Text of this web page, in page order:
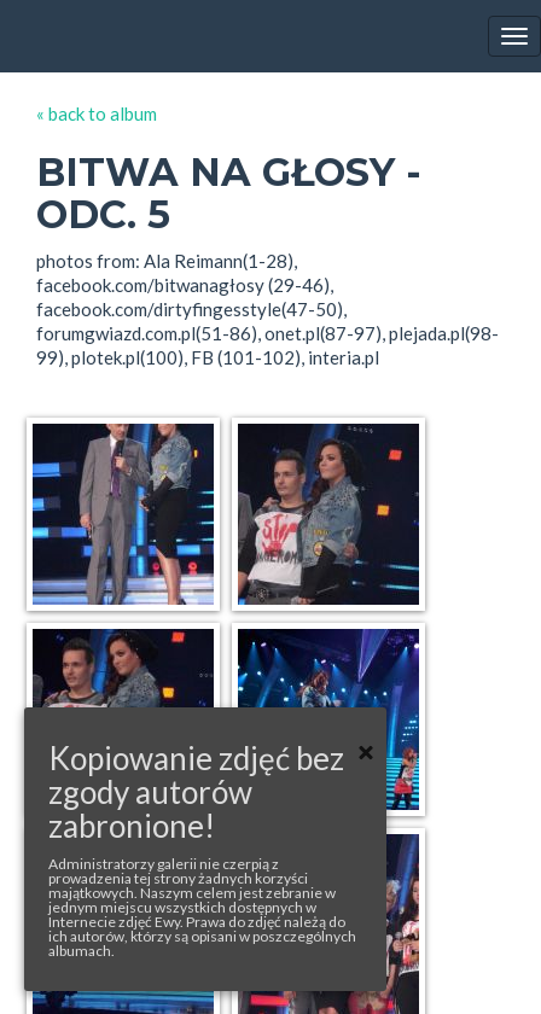
« back to album
BITWA NA GŁOSY -
ODC. 5
photos from: Ala Reimann(1-28),
facebook.com/bitwanagłosy (29-46),
facebook.com/dirtyfingesstyle(47-50),
forumgwiazd.com.pl(51-86), onet.pl(87-97), plejada.pl(98-
99), plotek.pl(100), FB (101-102), interia.pl
Kopiowanie zdjęć bez
zgody autorów
zabronione!
Administratorzy galerii nie czerpią z
prowadzenia tej strony żadnych korzyści
majątkowych. Naszym celem jest zebranie w
jednym miejscu wszystkich dostępnych w
Internecie zdjęć Ewy. Prawa do zdjęć należą do
ich autorów, którzy są opisani w poszczególnych
albumach.